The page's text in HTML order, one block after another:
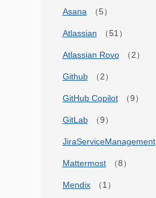
Asana
Atlassian
Atlassian Rovo
Github
GitHub Copilot
GitLab
JiraServiceManagement
Mattermost
Mendix